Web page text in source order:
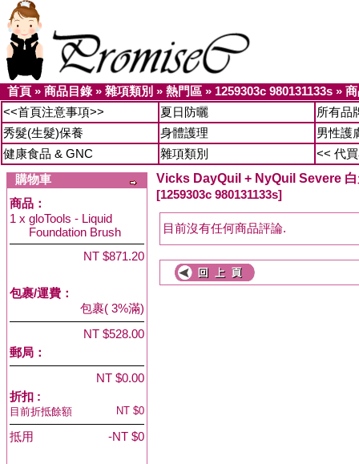
首頁 » 商品目錄» 雜項類別 » 熱門區 » 1259303c 980131133s »
<<首頁注意事項>>
夏日防曬
所有品
秀髮(生髮)保養
身體護理
男性護
健康食品 & GNC
雜項類別
<< 代
購物車
商品：
1 x gloTools - Liquid
Foundation Brush
NT $871.20
包裹/運費：
包裹( 3%滿)
NT $528.00
郵局：
NT $0.00
折扣 :
目前折抵餘額 NT $0
抵用 -NT $0
Vicks DayQuil + NyQuil Severe
[1259303c 980131133s]
目前沒有任何商品評論.